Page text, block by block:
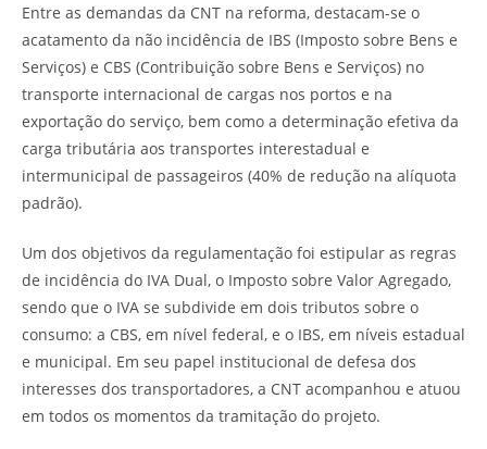
Entre as demandas da CNT na reforma, destacam-se o
acatamento da não incidência de IBS (Imposto sobre Bens e
Serviços) e CBS (Contribuição sobre Bens e Serviços) no
transporte internacional de cargas nos portos e na
exportação do serviço, bem como a determinação efetiva da
carga tributária aos transportes interestadual e
intermunicipal de passageiros (40% de redução na alíquota
padrão).
Um dos objetivos da regulamentação foi estipular as regras
de incidência do IVA Dual, o Imposto sobre Valor Agregado,
sendo que o IVA se subdivide em dois tributos sobre o
consumo: a CBS, em nível federal, e o IBS, em níveis estadual
e municipal. Em seu papel institucional de defesa dos
interesses dos transportadores, a CNT acompanhou e atuou
em todos os momentos da tramitação do projeto.